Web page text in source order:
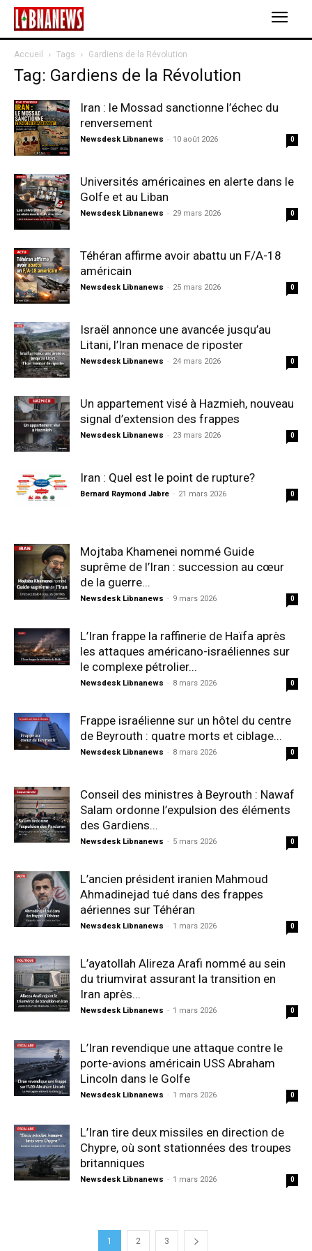
Accueil Tags Gardiens de la Révolution
Tag: Gardiens de la Révolution
Iran : le Mossad sanctionne l’échec du
renversement
Newsdesk Libnanews - 10 août 2026 0
Universités américaines en alerte dans le
Golfe et au Liban
Newsdesk Libnanews - 29 mars 2026 0
Téhéran affirme avoir abattu un F/A-18
américain
Newsdesk Libnanews - 25 mars 2026 0
Israël annonce une avancée jusqu’au
Litani, l’Iran menace de riposter
Newsdesk Libnanews - 24 mars 2026 0
Un appartement visé à Hazmieh, nouveau
signal d’extension des frappes
Newsdesk Libnanews - 23 mars 2026 0
Iran : Quel est le point de rupture?
Bernard Raymond Jabre - 21 mars 2026 0
Mojtaba Khamenei nommé Guide
suprême de l’Iran : succession au cœur
de la guerre...
Newsdesk Libnanews - 9 mars 2026 0
L’Iran frappe la raffinerie de Haïfa après
les attaques américano-israéliennes sur
le complexe pétrolier...
Newsdesk Libnanews - 8 mars 2026 0
Frappe israélienne sur un hôtel du centre
de Beyrouth : quatre morts et ciblage...
Newsdesk Libnanews - 8 mars 2026 0
Conseil des ministres à Beyrouth : Nawaf
Salam ordonne l’expulsion des éléments
des Gardiens...
Newsdesk Libnanews - 5 mars 2026 0
L’ancien président iranien Mahmoud
Ahmadinejad tué dans des frappes
aériennes sur Téhéran
Newsdesk Libnanews - 1 mars 2026 0
L’ayatollah Alireza Arafi nommé au sein
du triumvirat assurant la transition en
Iran après...
Newsdesk Libnanews - 1 mars 2026 0
L’Iran revendique une attaque contre le
porte-avions américain USS Abraham
Lincoln dans le Golfe
Newsdesk Libnanews - 1 mars 2026 0
L’Iran tire deux missiles en direction de
Chypre, où sont stationnées des troupes
britanniques
Newsdesk Libnanews - 1 mars 2026 0
1 2 3